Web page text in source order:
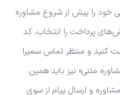
خود را پیش از شروع مشاوره
پرداخت را انتخاب، کد
کنید و منتظر تماس سمیرا
متنی» نیز باید همین
و ارسال پیام از سوی